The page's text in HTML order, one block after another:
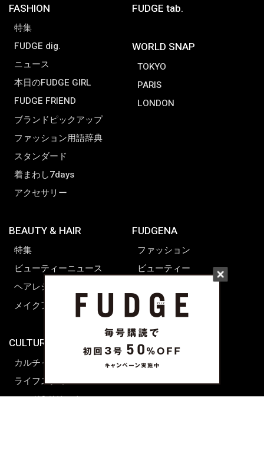
FASHION
特集
FUDGE dig.
ニュース
本日のFUDGE GIRL
FUDGE FRIEND
ブランドピックアップ
ファッション用語辞典
スタンダード
着まわし7days
アクセサリー
FUDGE tab.
WORLD SNAP
TOKYO
PARIS
LONDON
BEAUTY & HAIR
特集
ビューティーニュース
ヘアレシピ ストーリーズ
メイクアップティップス
CULTURE & LIFE
カルチャー
ライフスタイル
フード&ドリンク
FUDGENA
ファッション
ビューティー
ライフスタイル